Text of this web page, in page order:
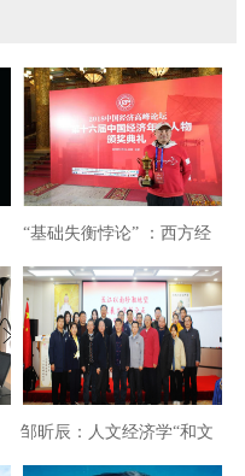
“基础失衡悖论” ：西方经
济学虚拟的逻辑基础
邹昕辰：人文经济学“和文